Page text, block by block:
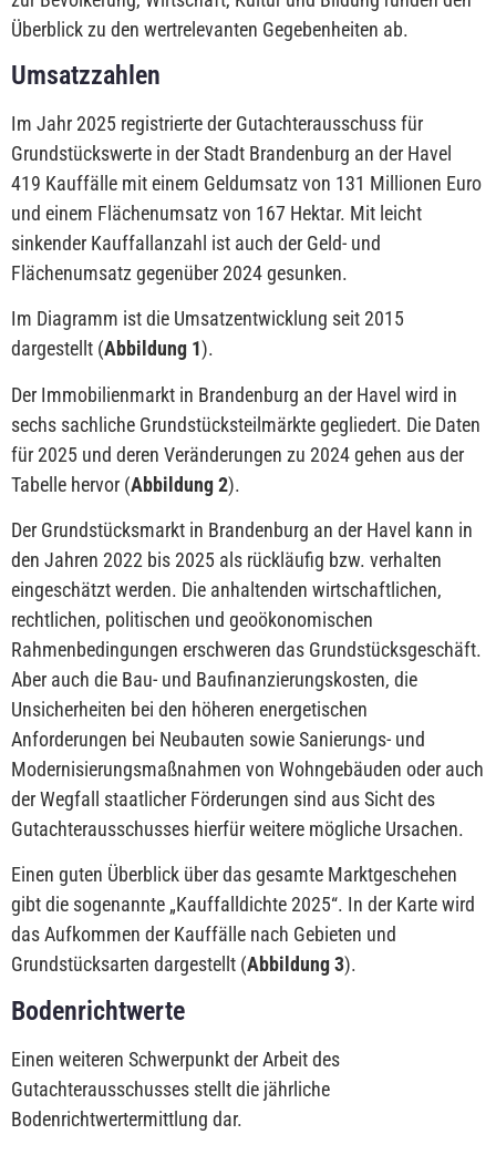
Überblick zu den wertrelevanten Gegebenheiten ab.
Umsatzzahlen
Im Jahr 2025 registrierte der Gutachterausschuss für
Grundstückswerte in der Stadt Brandenburg an der Havel
419 Kauffälle mit einem Geldumsatz von 131 Millionen Euro
und einem Flächenumsatz von 167 Hektar. Mit leicht
sinkender Kauffallanzahl ist auch der Geld- und
Flächenumsatz gegenüber 2024 gesunken.
Im Diagramm ist die Umsatzentwicklung seit 2015
dargestellt (Abbildung 1).
Der Immobilienmarkt in Brandenburg an der Havel wird in
sechs sachliche Grundstücksteilmärkte gegliedert. Die Daten
für 2025 und deren Veränderungen zu 2024 gehen aus der
Tabelle hervor (Abbildung 2).
Der Grundstücksmarkt in Brandenburg an der Havel kann in
den Jahren 2022 bis 2025 als rückläufig bzw. verhalten
eingeschätzt werden. Die anhaltenden wirtschaftlichen,
rechtlichen, politischen und geoökonomischen
Rahmenbedingungen erschweren das Grundstücksgeschäft.
Aber auch die Bau- und Baufinanzierungskosten, die
Unsicherheiten bei den höheren energetischen
Anforderungen bei Neubauten sowie Sanierungs- und
Modernisierungsmaßnahmen von Wohngebäuden oder auch
der Wegfall staatlicher Förderungen sind aus Sicht des
Gutachterausschusses hierfür weitere mögliche Ursachen.
Einen guten Überblick über das gesamte Marktgeschehen
gibt die sogenannte „Kauffalldichte 2025“. In der Karte wird
das Aufkommen der Kauffälle nach Gebieten und
Grundstücksarten dargestellt (Abbildung 3).
Bodenrichtwerte
Einen weiteren Schwerpunkt der Arbeit des
Gutachterausschusses stellt die jährliche
Bodenrichtwertermittlung dar.